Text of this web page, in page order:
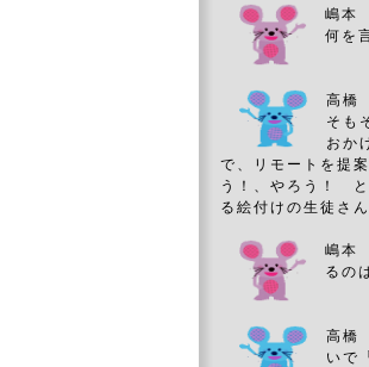
嶋
何を
高橋
そも
おか
で、リモートを提
う！、やろう！ と
る絵付けの生徒さ
嶋本
るの
高橋
いで